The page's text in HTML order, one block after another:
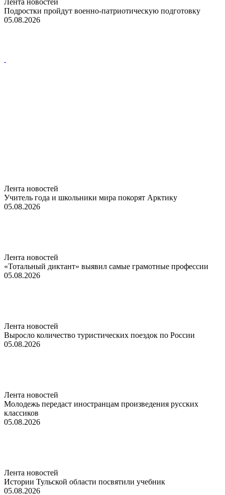
Подростки пройдут военно-патриотическую подготовку
05.08.2026
Лента новостей
Учитель года и школьники мира покорят Арктику
05.08.2026
Лента новостей
«Тотальный диктант» выявил самые грамотные профессии
05.08.2026
Лента новостей
Выросло количество туристических поездок по России
05.08.2026
Лента новостей
Молодежь передаст иностранцам произведения русских
классиков
05.08.2026
Лента новостей
Истории Тульской области посвятили учебник
05.08.2026